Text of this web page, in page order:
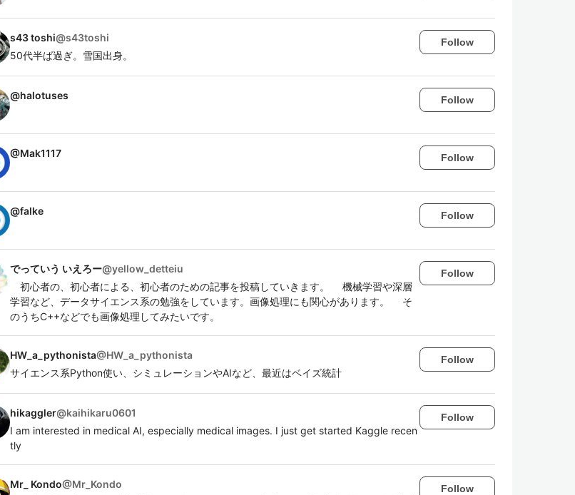
s43 toshi@s43toshi
50代半ば過ぎ。雪国出身。
Follow
@halotuses Follow
@Mak1117 Follow
@falke Follow
でっていう いえろー@yellow_detteiu
初心者の、初心者による、初心者のための記事を投稿していきます。 機械学習や深層
学習など、データサイエンス系の勉強をしています。画像処理にも関心があります。 そ
のうちC++などでも画像処理してみたいです。
Follow
HW_a_pythonista@HW_a_pythonista
サイエンス系Python使い、シミュレーションやAIなど、最近はベイズ統計
Follow
hikaggler@kaihikaru0601
I am interested in medical AI, especially medical images. I just get started Kaggle recen
tly
Follow
Mr_ Kondo@Mr_Kondo
Follow